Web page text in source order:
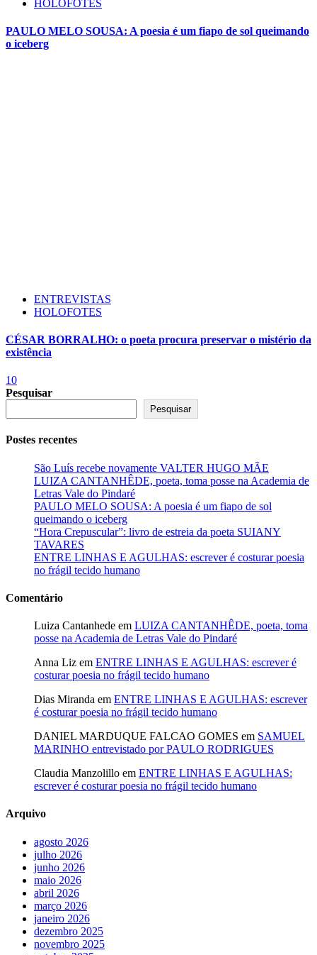
HOLOFOTES
PAULO MELO SOUSA: A poesia é um fiapo de sol queimando
o iceberg
ENTREVISTAS
HOLOFOTES
CÉSAR BORRALHO: o poeta procura preservar o mistério da
existência
10
Pesquisar
Pesquisar
Postes recentes
São Luís recebe novamente VALTER HUGO MÃE
LUIZA CANTANHÊDE, poeta, toma posse na Academia de
Letras Vale do Pindaré
PAULO MELO SOUSA: A poesia é um fiapo de sol
queimando o iceberg
“Hora Crepuscular”: livro de estreia da poeta SUIANY
TAVARES
ENTRE LINHAS E AGULHAS: escrever é costurar poesia
no frágil tecido humano
Comentário
Luiza Cantanhede em LUIZA CANTANHÊDE, poeta, toma
posse na Academia de Letras Vale do Pindaré
Anna Liz em ENTRE LINHAS E AGULHAS: escrever é
costurar poesia no frágil tecido humano
Dias Miranda em ENTRE LINHAS E AGULHAS: escrever
é costurar poesia no frágil tecido humano
DANIEL MARDUQUE FALCAO GOMES em SAMUEL
MARINHO entrevistado por PAULO RODRIGUES
Claudia Manzolillo em ENTRE LINHAS E AGULHAS:
escrever é costurar poesia no frágil tecido humano
Arquivo
agosto 2026
julho 2026
junho 2026
maio 2026
abril 2026
março 2026
janeiro 2026
dezembro 2025
novembro 2025